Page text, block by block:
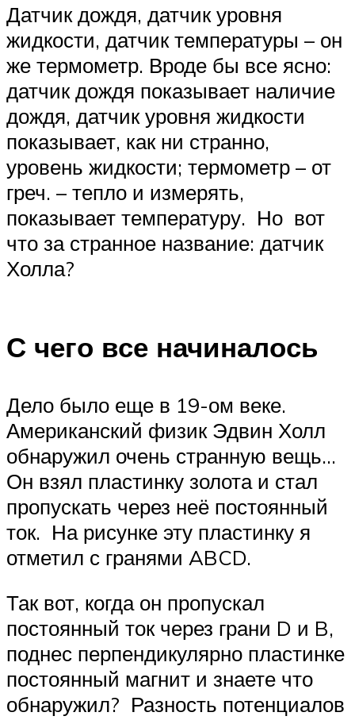
Датчик дождя, датчик уровня
жидкости, датчик температуры – он
же термометр. Вроде бы все ясно:
датчик дождя показывает наличие
дождя, датчик уровня жидкости
показывает, как ни странно,
уровень жидкости; термометр – от
греч. – тепло и измерять,
показывает температуру. Но вот
что за странное название: датчик
Холла?
С чего все начиналось
Дело было еще в 19-ом веке.
Американский физик Эдвин Холл
обнаружил очень странную вещь…
Он взял пластинку золота и стал
пропускать через неё постоянный
ток. На рисунке эту пластинку я
отметил с гранями ABCD.
Так вот, когда он пропускал
постоянный ток через грани D и B,
поднес перпендикулярно пластинке
постоянный магнит и знаете что
обнаружил? Разность потенциалов